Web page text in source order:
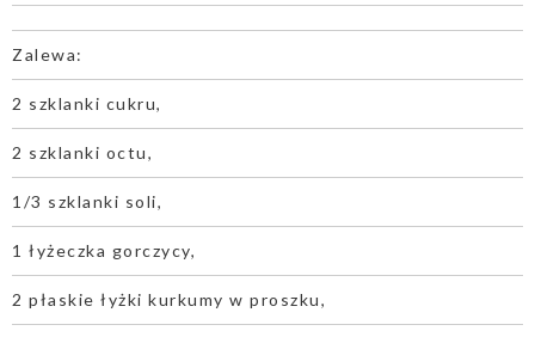
Zalewa:
2 szklanki cukru,
2 szklanki octu,
1/3 szklanki soli,
1 łyżeczka gorczycy,
2 płaskie łyżki kurkumy w proszku,